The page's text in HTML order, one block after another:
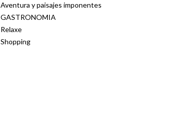
Aventura y paisajes imponentes
GASTRONOMIA
Relaxe
Shopping